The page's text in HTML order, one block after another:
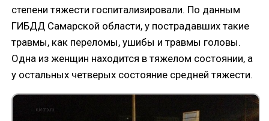
степени тяжести госпитализировали. По данным
ГИБДД Самарской области, у пострадавших такие
травмы, как переломы, ушибы и травмы головы.
Одна из женщин находится в тяжелом состоянии, а
у остальных четверых состояние средней тяжести.